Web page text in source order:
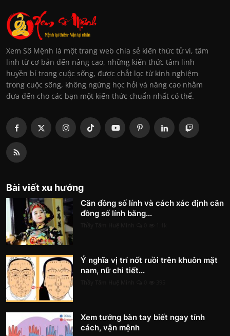
Xem Số Mệnh là một trang web chia sẻ kiến thức tử vi, tâm
linh từ cơ bản đến nâng cao, những kiến thức tâm linh
huyền bí trong cuộc sống, được chắt lọc từ kinh nghiệm
trong cuộc sống, không ngừng học hỏi và nâng cao nhằm
đưa đến cho các bạn một kiến thức chuẩn nhất có thể.
Bài viết xu hướng
Căn đồng số lính và cách xác định căn
đồng số lính bằng...
Ý nghĩa vị trí nốt ruồi trên khuôn mặt
nam, nữ chi tiết...
Xem tướng bàn tay biết ngay tính
cách, vận mệnh